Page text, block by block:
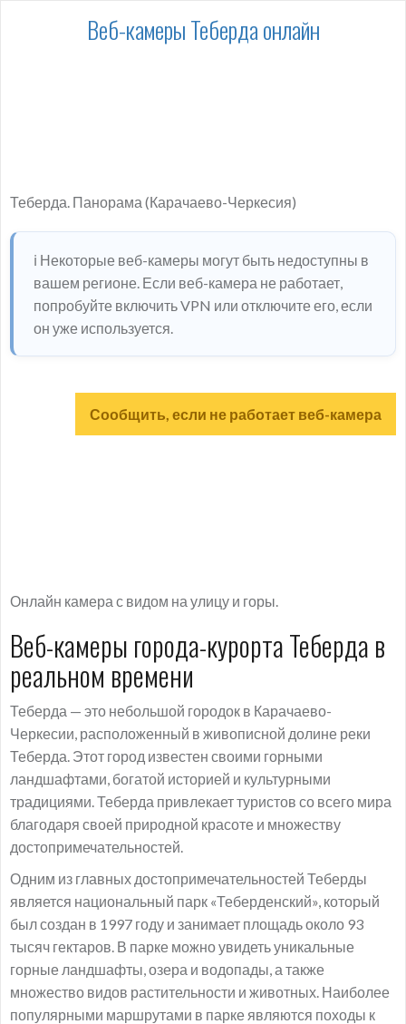
Веб-камеры Теберда онлайн
Теберда. Панорама (Карачаево-Черкесия)
ℹ️ Некоторые веб-камеры могут быть недоступны в
вашем регионе. Если веб-камера не работает,
попробуйте включить VPN или отключите его, если
он уже используется.
Сообщить, если не работает веб-камера
Онлайн камера с видом на улицу и горы.
Веб-камеры города-курорта Теберда в
реальном времени
Теберда — это небольшой городок в Карачаево-
Черкесии, расположенный в живописной долине реки
Теберда. Этот город известен своими горными
ландшафтами, богатой историей и культурными
традициями. Теберда привлекает туристов со всего мира
благодаря своей природной красоте и множеству
достопримечательностей.
Одним из главных достопримечательностей Теберды
является национальный парк «Теберденский», который
был создан в 1997 году и занимает площадь около 93
тысяч гектаров. В парке можно увидеть уникальные
горные ландшафты, озера и водопады, а также
множество видов растительности и животных. Наиболее
популярными маршрутами в парке являются походы к